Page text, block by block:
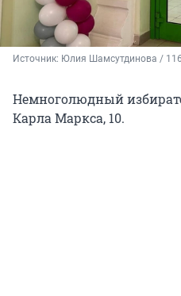
Источник: Юлия Шамсутдинова /
Немноголюдный
Карла Маркса, 10.